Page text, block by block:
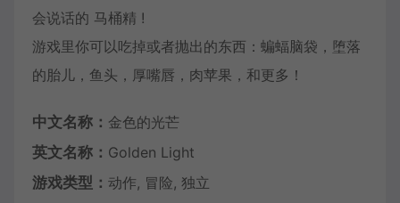
会说话的 马桶精 !
游戏里你可以吃掉或者抛出的东西：蝙蝠脑袋，堕落
的胎儿，鱼头，厚嘴唇，肉苹果，和更多！
中文名称： 金色的光芒
英文名称： Golden Light
游戏类型： 动作, 冒险, 独立